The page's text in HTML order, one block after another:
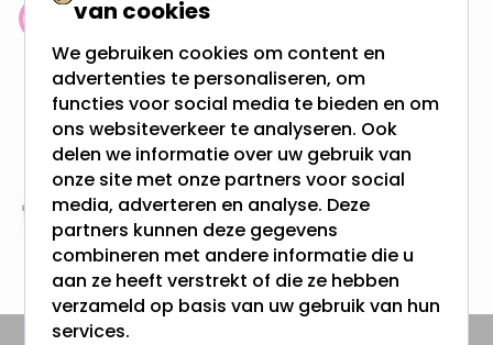
Klantenbeoordeling: 9.4/10
meer dan 100.000 klanten gingen u voor
Gratis verzending + snel geleverd
Vanaf EUR100,- naar NL & BE
& 100 dagen recht op retour
Altijd uit eigen voorraad
3000m2 - 60.000+ Producten
van cookies
We gebruiken cookies om content en
advertenties te personaliseren, om
functies voor social media te bieden en om
ons websiteverkeer te analyseren. Ook
delen we informatie over uw gebruik van
onze site met onze partners voor social
media, adverteren en analyse. Deze
partners kunnen deze gegevens
combineren met andere informatie die u
aan ze heeft verstrekt of die ze hebben
verzameld op basis van uw gebruik van hun
services.